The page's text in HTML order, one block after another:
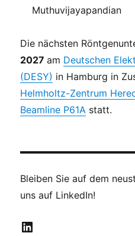
Muthuvijayapandian
Die nächsten
2027am Deutschen
(DESY) in Hamburg in
Helmholtz-Zentrum
Beamline P61A statt.
Bleiben Sie auf dem
uns auf LinkedIn!
LinkedIn